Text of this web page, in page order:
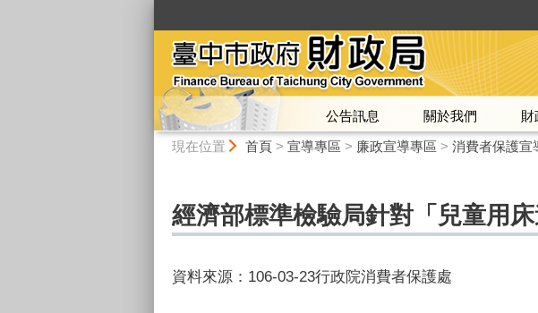
公告訊息 關於我們 財
現在位置 首頁> 宣導專區 > 廉政宣導專區 > 消費者保護宣
經濟部標準檢驗局針對「兒童用
資料來源：106-03-23行政院消費者保護處